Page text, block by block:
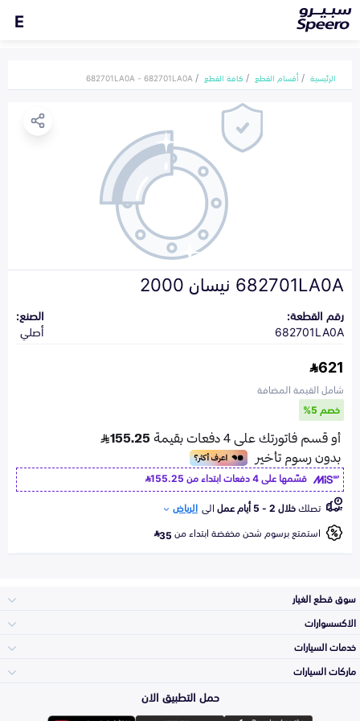
E
الرئيسية أقسام القطع كافة القطع 682701LA0A - 682701LA0A
682701LA0A نيسان 2000
رقم القطعة:
682701LA0A
الصنع:
أصلي
621
شامل القيمة المضافة
خصم 5%
قسّمها على 4 دفعات ابتداء من
155.25
تصلكخلال 2 - 5 أيام عمل الى الرياض
استمتع برسوم شحن مخفضة ابتداء من35
سوق قطع الغيار
المكائن، القيرات
وملحقاتها
الاكسسوارات
خدمات السيارات
الأكثر مبيعاً
ماركات السيارات
تويوتا
حمل التطبيق الان